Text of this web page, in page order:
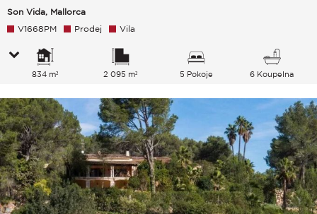
Son Vida, Mallorca
V1668PM Prodej Vila
834 m² 2 095 m² 5 Pokoje 6 Koupelna